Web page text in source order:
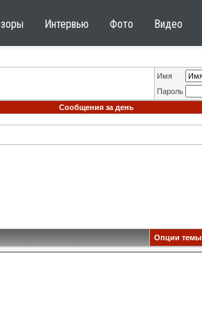
Интервью Фото Видео
Имя
Пароль
Сообщения за день
Опции темы